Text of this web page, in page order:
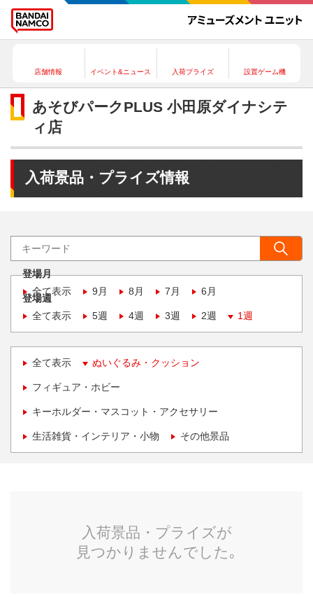
店舗情報 イベント&ニュース 入荷プライズ 設置ゲーム機
あそびパークPLUS 小田原ダイナシテ
ィ店
入荷景品・プライズ情報
登場月
全て表示
9月 8月 7月 6月
登場週
全て表示
5週 4週 3週 2週 1週
全て表示 ぬいぐるみ・クッション
フィギュア・ホビー
キーホルダー・マスコット・アクセサリー
生活雑貨・インテリア・小物 その他景品